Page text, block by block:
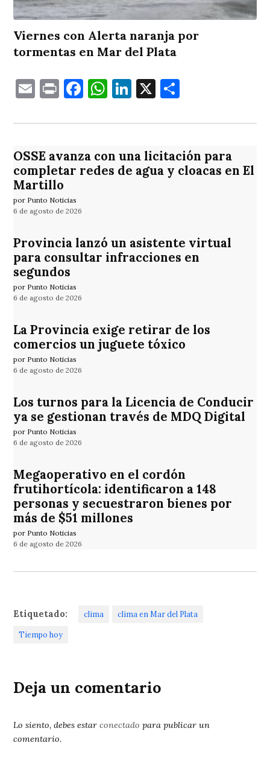
Viernes con Alerta naranja por
tormentas en Mar del Plata
EmailPrintFacebook
WhatsApp
LinkedIn
X
OSSE avanza con una licitación para
completar redes de agua y cloacas en El
Martillo
por Punto Noticias
6 de agosto de 2026
Provincia lanzó un asistente virtual
para consultar infracciones en
segundos
por Punto Noticias
6 de agosto de 2026
La Provincia exige retirar de los
comercios un juguete tóxico
por Punto Noticias
6 de agosto de 2026
Los turnos para la Licencia de Conducir
ya se gestionan través de MDQ Digital
por Punto Noticias
6 de agosto de 2026
Megaoperativo en el cordón
frutihortícola: identificaron a 148
personas y secuestraron bienes por
más de $51 millones
por Punto Noticias
6 de agosto de 2026
Etiquetado: clima clima en Mar del Plata
Tiempo hoy
Deja un comentario
Lo siento, debes estarconectado para publicar un
comentario.